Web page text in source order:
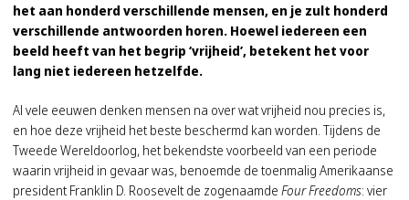
het aan honderd verschillende mensen, en je zult honderd
verschillende antwoorden horen. Hoewel iedereen een
beeld heeft van het begrip ‘vrijheid’, betekent het voor
lang niet iedereen hetzelfde.
Al vele eeuwen denken mensen na over wat vrijheid nou precies is,
en hoe deze vrijheid het beste beschermd kan worden. Tijdens de
Tweede Wereldoorlog, het bekendste voorbeeld van een periode
waarin vrijheid in gevaar was, benoemde de toenmalig Amerikaanse
president Franklin D. Roosevelt de zogenaamde Four Freedoms: vier